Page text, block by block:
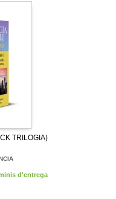
TRILOGIA)
d'entrega